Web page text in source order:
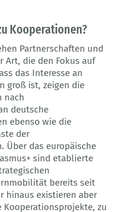
Kooperationen?
Partnerschaften und
Art, die den Fokus auf
das Interesse an
groß ist, zeigen die
nach
deutsche
ebenso wie die
der
Über das europäische
sind etablierte
bereits seit
hinaus existieren aber
Kooperationsprojekte, zu